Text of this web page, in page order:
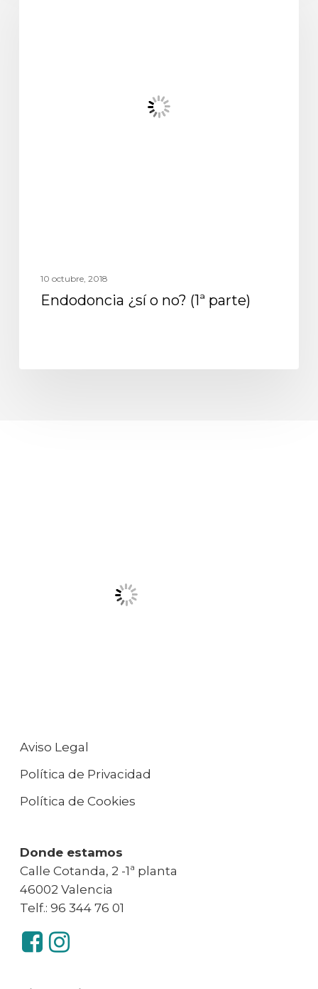
10 octubre, 2018
Endodoncia ¿sí o no? (1ª parte)
Aviso Legal
Política de Privacidad
Política de Cookies
Donde estamos
Calle Cotanda, 2 -1ª planta
46002 Valencia
Telf.: 96 344 76 01